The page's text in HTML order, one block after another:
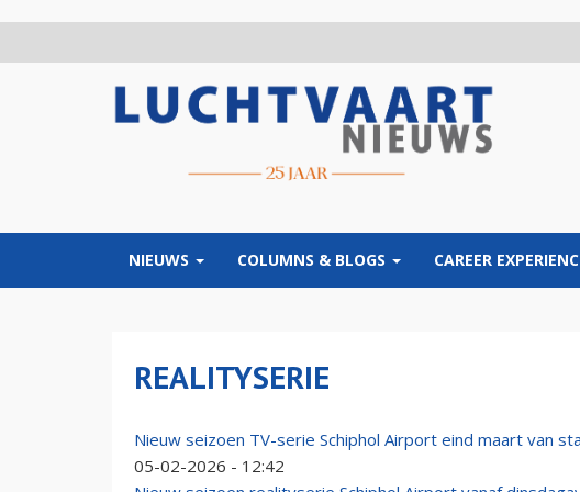
NIEUWS COLUMNS & BLOGS CAREER
REALITYSERIE
Nieuw seizoen TV-serie Schiphol Airport eind maart van
05-02-2026 - 12:42